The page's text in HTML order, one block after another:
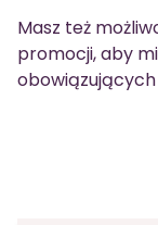
Masz też
promocji, aby